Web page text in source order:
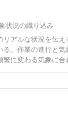
状況の織り込み
アルな状況を伝
。作業の進行と
に変わる気象に